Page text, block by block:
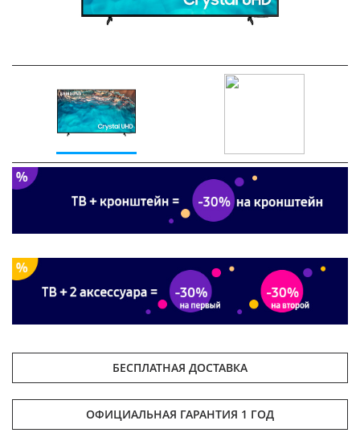
БЕСПЛАТНАЯ ДОСТАВКА
ОФИЦИАЛЬНАЯ ГАРАНТИЯ 1 ГОД